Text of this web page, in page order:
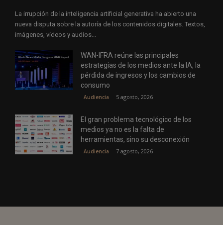
La irrupción de la inteligencia artificial generativa ha abierto una
nueva disputa sobre la autoría de los contenidos digitales. Textos,
imágenes, vídeos y audios...
WAN-IFRA reúne las principales
estrategias de los medios ante la IA, la
pérdida de ingresos y los cambios de
consumo
Audiencia 5 agosto, 2026
El gran problema tecnológico de los
medios ya no es la falta de
herramientas, sino su desconexión
Audiencia 7 agosto, 2026